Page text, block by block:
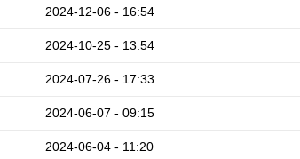
2024-12-06 - 16:54
2024-10-25 - 13:54
2024-07-26 - 17:33
2024-06-07 - 09:15
2024-06-04 - 11:20